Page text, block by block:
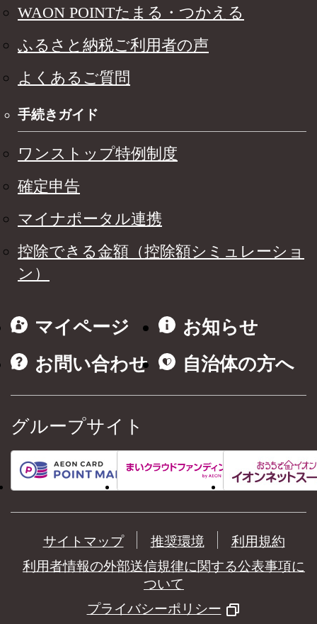
WAON POINTたまる・つかえる
ふるさと納税ご利用者の声
よくあるご質問
手続きガイド
ワンストップ特例制度
確定申告
マイナポータル連携
控除できる金額（控除額シミュレーショ
ン）
マイページ
お知らせ
お問い合わせ
自治体の方へ
グループサイト
サイトマップ 推奨環境
利用規約
利用者情報の外部送信規律に関する公表事項に
ついて
プライバシーポリシー